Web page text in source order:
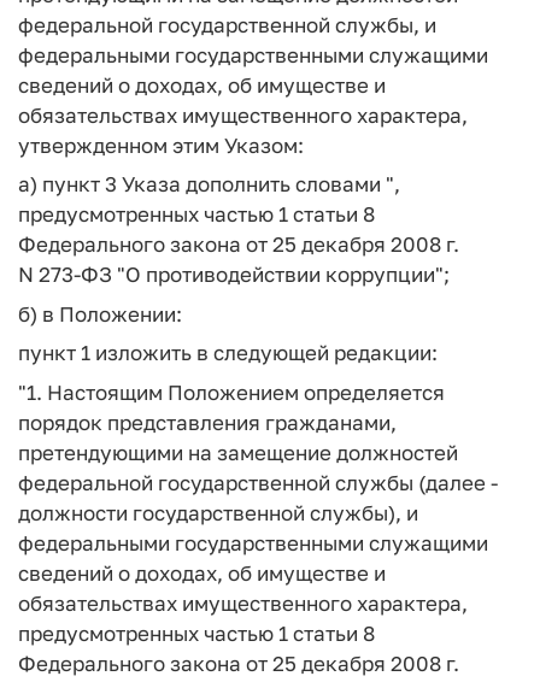
федеральной государственной службы, и
федеральными государственными служащими
сведений о доходах, об имуществе и
обязательствах имущественного характера,
утвержденном этим Указом:
а) пункт 3 Указа дополнить словами ",
предусмотренных частью 1 статьи 8
Федерального закона от 25 декабря 2008 г.
N 273-ФЗ "О противодействии коррупции";
б) в Положении:
пункт 1 изложить в следующей редакции:
"1. Настоящим Положением определяется
порядок представления гражданами,
претендующими на замещение должностей
федеральной государственной службы (далее -
должности государственной службы), и
федеральными государственными служащими
сведений о доходах, об имуществе и
обязательствах имущественного характера,
предусмотренных частью 1 статьи 8
Федерального закона от 25 декабря 2008 г.